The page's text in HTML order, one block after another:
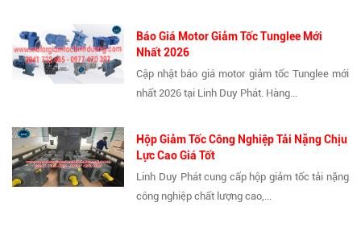
Báo Giá Motor Giảm Tốc Tunglee Mới
Nhất 2026
Cập nhật báo giá motor giảm tốc Tunglee mới
nhất 2026 tại Linh Duy Phát. Hàng...
Hộp Giảm Tốc Công Nghiệp Tải Nặng Chịu
Lực Cao Giá Tốt
Linh Duy Phát cung cấp hộp giảm tốc tải nặng
công nghiệp chất lượng cao,...